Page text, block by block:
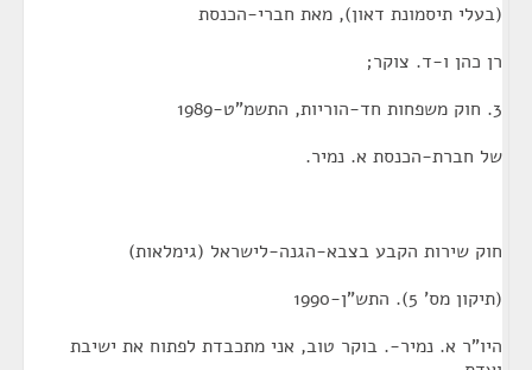
(בעלי תיסמונת דאון), מאת חברי-הכנסת
רן כהן ו-ד. צוקר;
3. חוק משפחות חד-הוריות, התשמ"ט-1989
של חברת-הכנסת א. נמיר.
חוק שירות הקבע בצבא-הגנה-לישראל (גימלאות)
(תיקון מס' 5). התש"ן-1990
היו"ר א. נמיר-. בוקר טוב, אני מתכבדת לפתוח את ישיבת